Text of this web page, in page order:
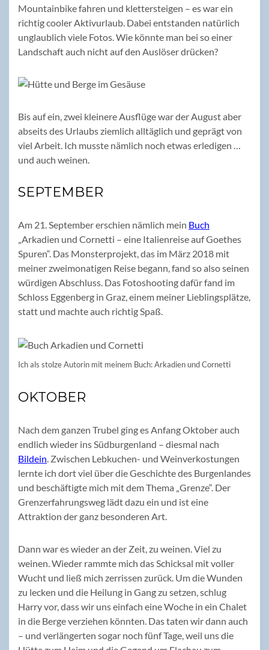
Mountainbike fahren und klettersteigen – es war ein
richtig cooler Aktivurlaub. Dabei entstanden natürlich
unglaublich viele Fotos. Wie könnte man bei so einer
Landschaft auch nicht auf den Auslöser drücken?
Bis auf ein, zwei kleinere Ausflüge war der August aber
abseits des Urlaubs ziemlich alltäglich und geprägt von
viel Arbeit. Ich musste nämlich noch etwas erledigen …
und auch weinen.
SEPTEMBER
Am 21. September erschien nämlich mein Buch
„Arkadien und Cornetti – eine Italienreise auf Goethes
Spuren“. Das Monsterprojekt, das im März 2018 mit
meiner zweimonatigen Reise begann, fand so also seinen
würdigen Abschluss. Das Fotoshooting dafür fand im
Schloss Eggenberg in Graz, einem meiner Lieblingsplätze,
statt und machte auch richtig Spaß.
Ich als stolze Autorin mit meinem Buch: Arkadien und Cornetti
OKTOBER
Nach dem ganzen Trubel ging es Anfang Oktober auch
endlich wieder ins Südburgenland – diesmal nach
Bildein. Zwischen Lebkuchen- und Weinverkostungen
lernte ich dort viel über die Geschichte des Burgenlandes
und beschäftigte mich mit dem Thema „Grenze“. Der
Grenzerfahrungsweg lädt dazu ein und ist eine
Attraktion der ganz besonderen Art.
Dann war es wieder an der Zeit, zu weinen. Viel zu
weinen. Wieder rammte mich das Schicksal mit voller
Wucht und ließ mich zerrissen zurück. Um die Wunden
zu lecken und die Heilung in Gang zu setzen, schlug
Harry vor, dass wir uns einfach eine Woche in ein Chalet
in die Berge verziehen könnten. Das taten wir dann auch
– und verlängerten sogar noch fünf Tage, weil uns die